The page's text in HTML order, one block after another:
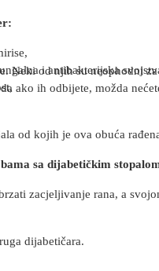
i antibakterijska
od kojih je ova obuća
sa dijabetičkim
zacjeljivanje rana, a
dijabetičara.
Neki od njih su neophodni
ako ih odbijete, možda